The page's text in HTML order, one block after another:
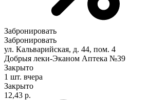
Забронировать
Забронировать
ул. Кальварийская, д. 44, пом. 4
Добрыя леки-Эканом Аптека №39
Закрыто
1 шт. вчера
Закрыто
12,43 р.